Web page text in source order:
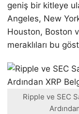
geniş bir kitleye
Angeles, New
Houston, Boston
meraklıları bu
Ripple ve SEC